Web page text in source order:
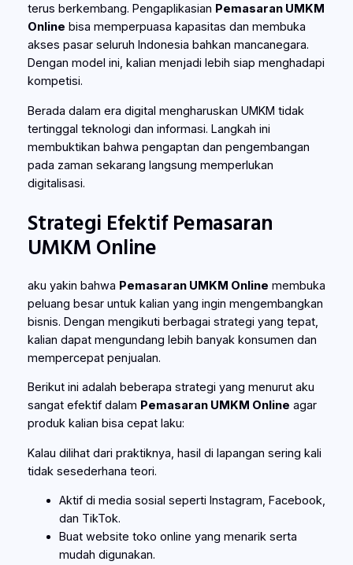
terus berkembang. Pengaplikasian Pemasaran UMKM
Online bisa memperpuasa kapasitas dan membuka
akses pasar seluruh Indonesia bahkan mancanegara.
Dengan model ini, kalian menjadi lebih siap menghadapi
kompetisi.
Berada dalam era digital mengharuskan UMKM tidak
tertinggal teknologi dan informasi. Langkah ini
membuktikan bahwa pengaptan dan pengembangan
pada zaman sekarang langsung memperlukan
digitalisasi.
Strategi Efektif Pemasaran
UMKM Online
aku yakin bahwa Pemasaran UMKM Online membuka
peluang besar untuk kalian yang ingin mengembangkan
bisnis. Dengan mengikuti berbagai strategi yang tepat,
kalian dapat mengundang lebih banyak konsumen dan
mempercepat penjualan.
Berikut ini adalah beberapa strategi yang menurut aku
sangat efektif dalam Pemasaran UMKM Online agar
produk kalian bisa cepat laku:
Kalau dilihat dari praktiknya, hasil di lapangan sering kali
tidak sesederhana teori.
Aktif di media sosial seperti Instagram, Facebook,
dan TikTok.
Buat website toko online yang menarik serta
mudah digunakan.